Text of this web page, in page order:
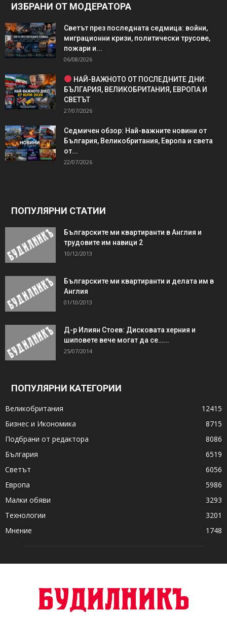
ИЗБРАНИ ОТ МОДЕРАТОРА
Светът през последната седмица: войни,
миграционни кризи, политически трусове,
пожари и...
06/08/2026
НАЙ-ВАЖНОТО ОТ ПОСЛЕДНИТЕ ДНИ:
БЪЛГАРИЯ, ВЕЛИКОБРИТАНИЯ, ЕВРОПА И
СВЕТЪТ
27/07/2026
Седмичен обзор: Най-важните новини от
България, Великобритания, Европа и света
от...
22/07/2026
ПОПУЛЯРНИ СТАТИИ
Българските ми квартиранти в Англия и
трудовите им навици 2
10/12/2013
Българските ми квартиранти и делата им в
Англия
01/10/2013
Д-р Илиян Стоев: Дисковата херния и
шиповете вече могат да се…...
25/07/2014
ПОПУЛЯРНИ КАТЕГОРИИ
Великобритания
12415
Бизнес и Икономика
8715
Подбрани от редактора
8086
България
6519
Светът
6056
Европа
5986
Малки обяви
3293
Технологии
3201
Мнение
1748